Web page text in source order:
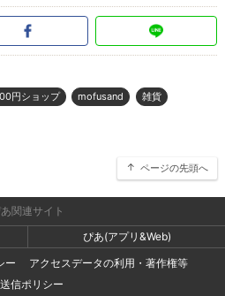
円ショップ mofusand 雑貨
ページの先頭へ
関連サイト
ぴあ(アプリ&Web)
ー
アクセスデータの利用・著作権等
信ポリシー